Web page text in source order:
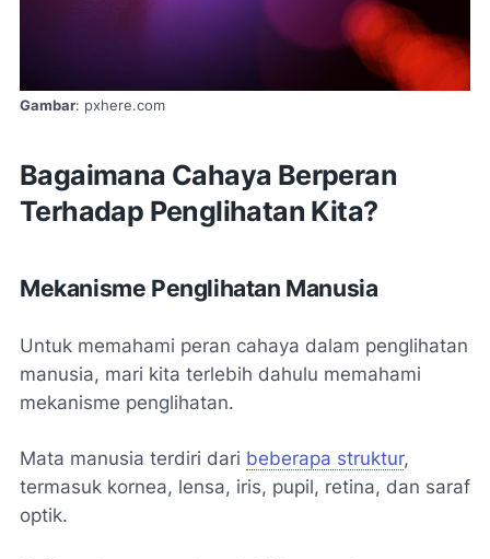
Gambar: pxhere.com
Bagaimana Cahaya Berperan
Terhadap Penglihatan Kita?
Mekanisme Penglihatan Manusia
Untuk memahami peran cahaya dalam penglihatan
manusia, mari kita terlebih dahulu memahami
mekanisme penglihatan.
Mata manusia terdiri dari beberapa struktur,
termasuk kornea, lensa, iris, pupil, retina, dan saraf
optik.